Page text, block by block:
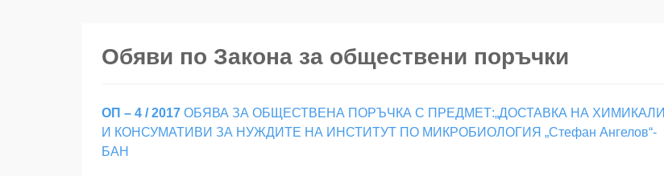
Обяви по Закона за обществени поръчки
ОП – 4 / 2017 ОБЯВА ЗА ОБЩЕСТВЕНА ПОРЪЧКА С ПРЕДМЕТ:„ДОСТАВКА НА ХИМИКАЛИ
И КОНСУМАТИВИ ЗА НУЖДИТЕ НА ИНСТИТУТ ПО МИКРОБИОЛОГИЯ „Стефан Ангелов“-
БАН